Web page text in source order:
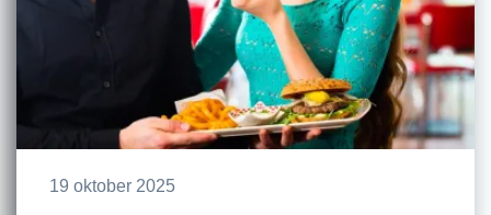
19 oktober 2025